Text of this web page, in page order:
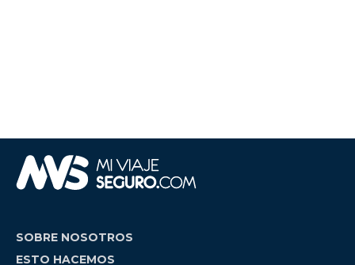
SOBRE NOSOTROS
ESTO HACEMOS